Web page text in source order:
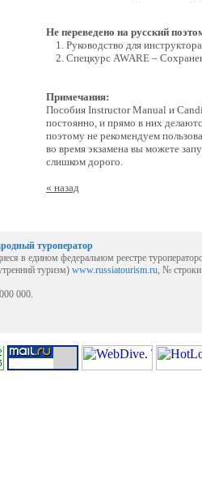
Не переведено на русский
Руководство для
Спецкурс AWARE –
Примечания:
Пособия Instructor Manual и
постоянно, и прямо в них
поэтому не рекомендуем
во время экзамена вы можете
слишком дорого.
« назад
туроператор
в едином федеральном реестре
туризм) www.russiatourism.ru, №
000.